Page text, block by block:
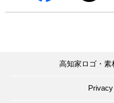
高知家ロゴ・素